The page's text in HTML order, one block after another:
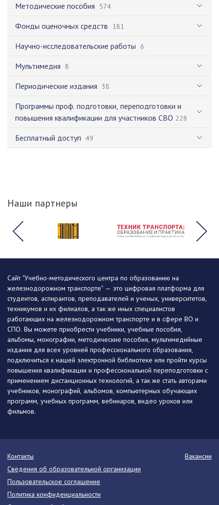
Методические пособия 574
Фонды оценочных средств 181
Научно-исследовательские работы 6
Мультимедия 8
Периодические издания 38
Программы проф. подготовки, переподготовки и
повышения квалификации для участников СВО 228
Бесплатный доступ 49
Наши партнеры
Сайт "Учебно-методического центра по образованию на
железнодорожном транспорте" — это цифровая платформа для
студентов, аспирантов, преподавателей и ученых, университетов,
техникумов и их филиалов, а так же иных специалистов
работающих на железнодорожном транспорте и в сфере ВО и
СПО. Вы можете приобрести учебники, учебные пособия,
альбомы, монографии, методические пособия, мультимедийные
издания для всех уровней профессионального образования,
подключиться к нашей электронной библиотеке или пройти курсы
повышения квалификации и профессиональной переподготовки с
применением дистанционных технологий, а так же стать авторами
учебников, монографий, альбомов, компьютерных обучающих
программ, учебных программ, вебинаров, видео уроков или
фильмов.
Контакты
Вакансии
Сведения об образовательной организации
Пользовательское соглашение
Политика конфиденциальности